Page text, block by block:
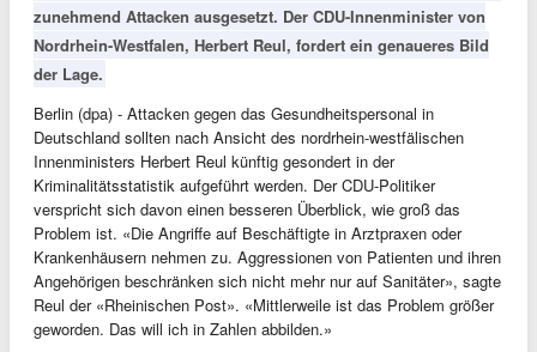
zunehmend Attacken ausgesetzt. Der CDU-Innenminister von
Nordrhein-Westfalen, Herbert Reul, fordert ein genaueres Bild
der Lage.
Berlin (dpa) - Attacken gegen das Gesundheitspersonal in
Deutschland sollten nach Ansicht des nordrhein-westfälischen
Innenministers Herbert Reul künftig gesondert in der
Kriminalitätsstatistik aufgeführt werden. Der CDU-Politiker
verspricht sich davon einen besseren Überblick, wie groß das
Problem ist. «Die Angriffe auf Beschäftigte in Arztpraxen oder
Krankenhäusern nehmen zu. Aggressionen von Patienten und ihren
Angehörigen beschränken sich nicht mehr nur auf Sanitäter», sagte
Reul der «Rheinischen Post». «Mittlerweile ist das Problem größer
geworden. Das will ich in Zahlen abbilden.»